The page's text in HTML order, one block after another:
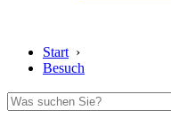
Start ›
Besuch